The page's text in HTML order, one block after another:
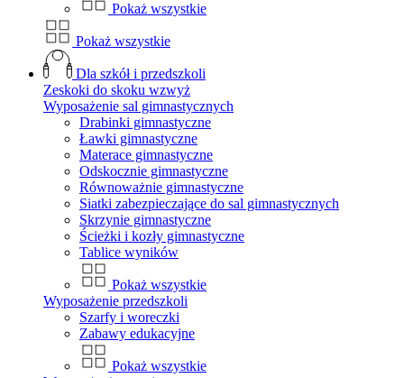
Pokaż wszystkie
Pokaż wszystkie
Dla szkół i przedszkoli
Zeskoki do skoku wzwyż
Wyposażenie sal gimnastycznych
Drabinki gimnastyczne
Ławki gimnastyczne
Materace gimnastyczne
Odskocznie gimnastyczne
Równoważnie gimnastyczne
Siatki zabezpieczające do sal gimnastycznych
Skrzynie gimnastyczne
Ścieżki i kozły gimnastyczne
Tablice wyników
Pokaż wszystkie
Wyposażenie przedszkoli
Szarfy i woreczki
Zabawy edukacyjne
Pokaż wszystkie